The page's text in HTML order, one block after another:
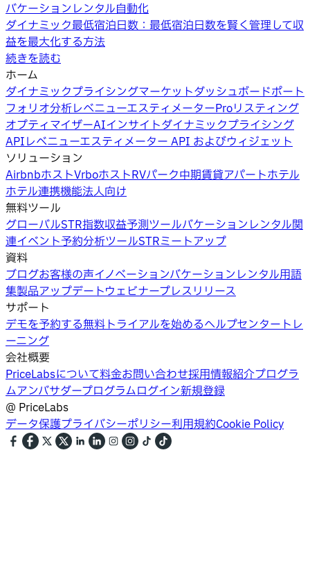
バケーションレンタル自動化
ダイナミック最低宿泊日数：最低宿泊日数を賢く管理して収
益を最大化する方法
続きを読む
ホーム
ダイナミックプライシングマーケットダッシュボードポート
フォリオ分析レベニューエスティメーターProリスティング
オプティマイザーAIインサイトダイナミックプライシング
APIレベニューエスティメーター API およびウィジェット
ソリューション
AirbnbホストVrboホストRVパーク中期賃貸アパートホテル
ホテル連携機能法人向け
無料ツール
グローバルSTR指数収益予測ツールバケーションレンタル関
連イベント予約分析ツールSTRミートアップ
資料
ブログお客様の声イノベーションバケーションレンタル用語
集製品アップデートウェビナープレスリリース
サポート
デモを予約する無料トライアルを始めるヘルプセンタートレ
ーニング
会社概要
PriceLabsについて料金お問い合わせ採用情報紹介プログラ
ムアンバサダープログラムログイン新規登録
@ PriceLabs
データ保護プライバシーポリシー利用規約Cookie Policy